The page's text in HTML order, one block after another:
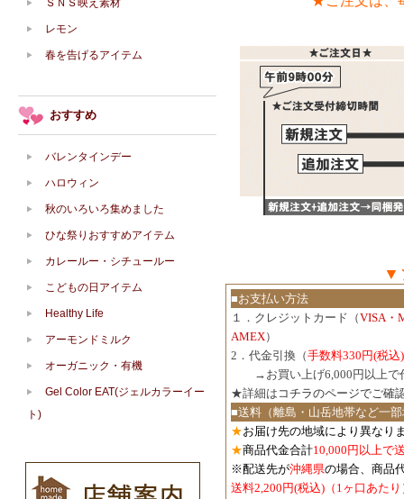
▼
■お支払い方法
１．クレジットカード（VISA・
AMEX）
2．代金引換（手数料330円(税込)
→お買い上げ6,000円以上で
★詳細は コチラのページでご確
■送料（離島・山岳地帯など一
★お届け先の地域により異なり
★商品代金合計10,000円以上で
※配送先が沖縄県の場合、商品
送料2,200円(税込)（1ヶ口あたり
ＳＮＳ映え素材
レモン
春を告げるアイテム
おすすめ
バレンタインデー
ハロウィン
秋のいろいろ集めました
ひな祭りおすすめアイテム
カレールー・シチュールー
こどもの日アイテム
Healthy Life
アーモンドミルク
オーガニック・有機
Gel Color EAT(ジェルカラーイー
ト)